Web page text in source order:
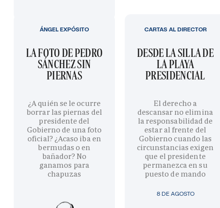
LA FOTO DE PEDRO
SÁNCHEZ SIN
PIERNAS
¿A quién se le ocurre
borrar las piernas del
presidente del
Gobierno de una foto
oficial? ¿Acaso iba en
bermudas o en
bañador? No
ganamos para
chapuzas
ÁNGEL EXPÓSITO
8 DE AGOSTO
DESDE LA SILLA DE
LA PLAYA
PRESIDENCIAL
El derecho a
descansar no elimina
la responsabilidad de
estar al frente del
Gobierno cuando las
circunstancias exigen
que el presidente
permanezca en su
puesto de mando
CARTAS AL DIRECTOR